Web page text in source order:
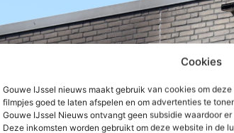
Cookies
Gouwe IJssel nieuws maakt gebruik van cookies om
filmpjes goed te laten afspelen en om advertenties te
Gouwe IJssel Nieuws ontvangt geen subsidie waardoor
Deze inkomsten worden gebruikt om deze website in de